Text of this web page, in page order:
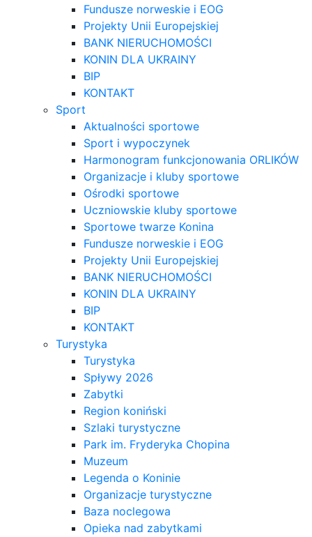
Fundusze norweskie i EOG
Projekty Unii Europejskiej
BANK NIERUCHOMOŚCI
KONIN DLA UKRAINY
BIP
KONTAKT
Sport
Aktualności sportowe
Sport i wypoczynek
Harmonogram funkcjonowania ORLIKÓW
Organizacje i kluby sportowe
Ośrodki sportowe
Uczniowskie kluby sportowe
Sportowe twarze Konina
Fundusze norweskie i EOG
Projekty Unii Europejskiej
BANK NIERUCHOMOŚCI
KONIN DLA UKRAINY
BIP
KONTAKT
Turystyka
Turystyka
Spływy 2026
Zabytki
Region koniński
Szlaki turystyczne
Park im. Fryderyka Chopina
Muzeum
Legenda o Koninie
Organizacje turystyczne
Baza noclegowa
Opieka nad zabytkami